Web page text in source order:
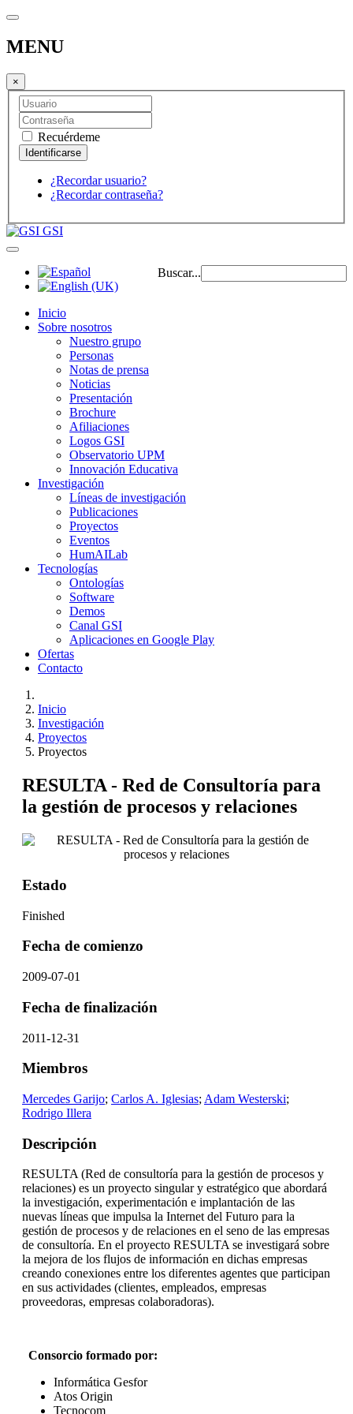
MENU
×
Recuérdeme
¿Recordar usuario?
¿Recordar contraseña?
GSI
Buscar...
Inicio
Sobre nosotros
Nuestro grupo
Personas
Notas de prensa
Noticias
Presentación
Brochure
Afiliaciones
Logos GSI
Observatorio UPM
Innovación Educativa
Investigación
Líneas de investigación
Publicaciones
Proyectos
Eventos
HumAILab
Tecnologías
Ontologías
Software
Demos
Canal GSI
Aplicaciones en Google Play
Ofertas
Contacto
Inicio
Investigación
Proyectos
Proyectos
RESULTA - Red de Consultoría para
la gestión de procesos y relaciones
Estado
Finished
Fecha de comienzo
2009-07-01
Fecha de finalización
2011-12-31
Miembros
Mercedes Garijo; Carlos A. Iglesias; Adam Westerski;
Rodrigo Illera
Descripción
RESULTA (Red de consultoría para la gestión de procesos y
relaciones) es un proyecto singular y estratégico que abordará
la investigación, experimentación e implantación de las
nuevas líneas que impulsa la Internet del Futuro para la
gestión de procesos y de relaciones en el seno de las empresas
de consultoría. En el proyecto RESULTA se investigará sobre
la mejora de los flujos de información en dichas empresas
creando conexiones entre los diferentes agentes que participan
en sus actividades (clientes, empleados, empresas
proveedoras, empresas colaboradoras).
Consorcio formado por:
Informática Gesfor
Atos Origin
Tecnocom